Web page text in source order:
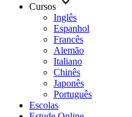
Cursos
Inglês
Espanhol
Francês
Alemão
Italiano
Chinês
Japonês
Português
Escolas